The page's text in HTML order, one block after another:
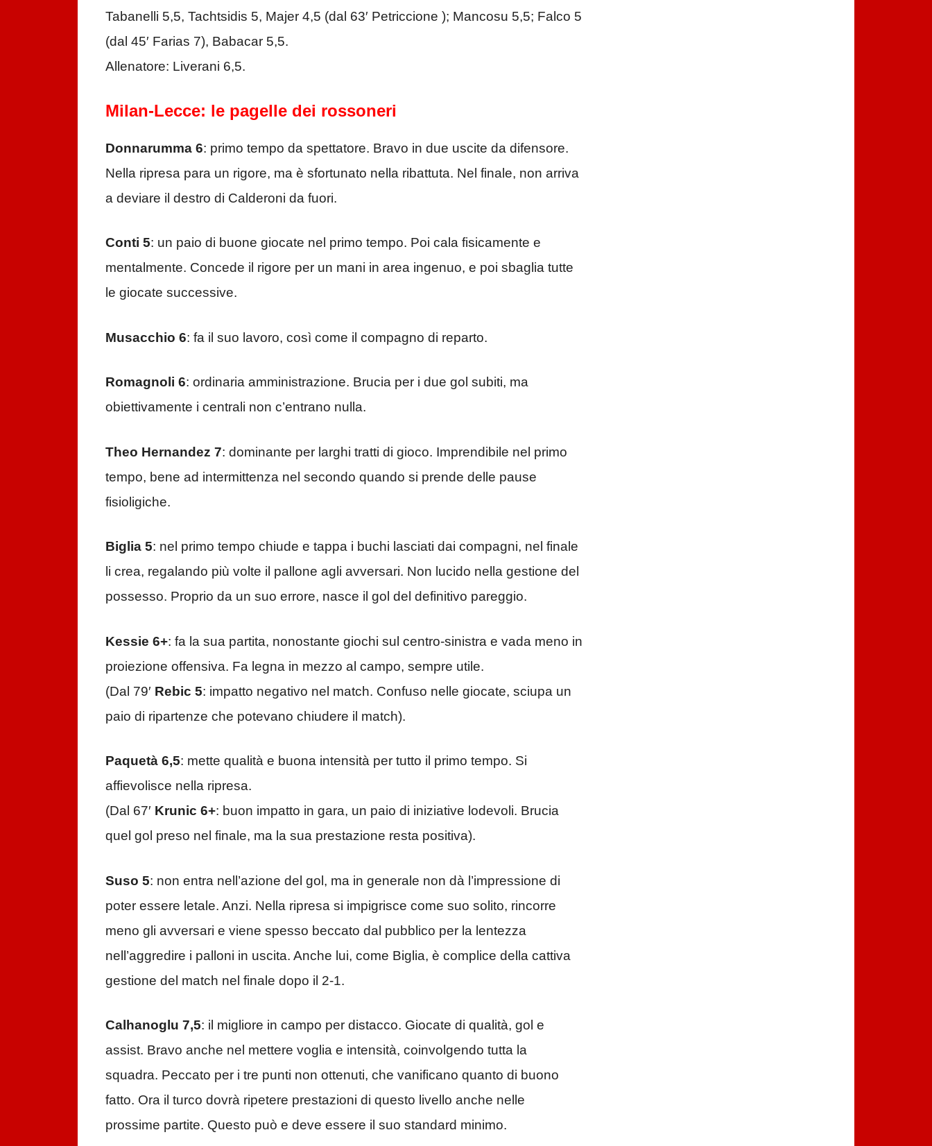
Tabanelli 5,5, Tachtsidis 5, Majer 4,5 (dal 63′ Petriccione ); Mancosu 5,5; Falco 5
(dal 45′ Farias 7), Babacar 5,5.
Allenatore: Liverani 6,5.
Milan-Lecce: le pagelle dei rossoneri
Donnarumma 6: primo tempo da spettatore. Bravo in due uscite da difensore.
Nella ripresa para un rigore, ma è sfortunato nella ribattuta. Nel finale, non arriva
a deviare il destro di Calderoni da fuori.
Conti 5: un paio di buone giocate nel primo tempo. Poi cala fisicamente e
mentalmente. Concede il rigore per un mani in area ingenuo, e poi sbaglia tutte
le giocate successive.
Musacchio 6: fa il suo lavoro, così come il compagno di reparto.
Romagnoli 6: ordinaria amministrazione. Brucia per i due gol subiti, ma
obiettivamente i centrali non c’entrano nulla.
Theo Hernandez 7: dominante per larghi tratti di gioco. Imprendibile nel primo
tempo, bene ad intermittenza nel secondo quando si prende delle pause
fisioligiche.
Biglia 5: nel primo tempo chiude e tappa i buchi lasciati dai compagni, nel finale
li crea, regalando più volte il pallone agli avversari. Non lucido nella gestione del
possesso. Proprio da un suo errore, nasce il gol del definitivo pareggio.
Kessie 6+: fa la sua partita, nonostante giochi sul centro-sinistra e vada meno in
proiezione offensiva. Fa legna in mezzo al campo, sempre utile.
(Dal 79′ Rebic 5: impatto negativo nel match. Confuso nelle giocate, sciupa un
paio di ripartenze che potevano chiudere il match).
Paquetà 6,5: mette qualità e buona intensità per tutto il primo tempo. Si
affievolisce nella ripresa.
(Dal 67′ Krunic 6+: buon impatto in gara, un paio di iniziative lodevoli. Brucia
quel gol preso nel finale, ma la sua prestazione resta positiva).
Suso 5: non entra nell’azione del gol, ma in generale non dà l’impressione di
poter essere letale. Anzi. Nella ripresa si impigrisce come suo solito, rincorre
meno gli avversari e viene spesso beccato dal pubblico per la lentezza
nell’aggredire i palloni in uscita. Anche lui, come Biglia, è complice della cattiva
gestione del match nel finale dopo il 2-1.
Calhanoglu 7,5: il migliore in campo per distacco. Giocate di qualità, gol e
assist. Bravo anche nel mettere voglia e intensità, coinvolgendo tutta la
squadra. Peccato per i tre punti non ottenuti, che vanificano quanto di buono
fatto. Ora il turco dovrà ripetere prestazioni di questo livello anche nelle
prossime partite. Questo può e deve essere il suo standard minimo.